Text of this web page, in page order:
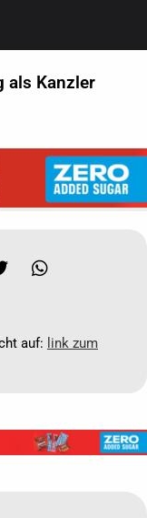
als Kanzler
auf: link zum